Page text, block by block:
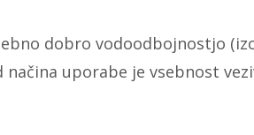
dobro vodoodbojnostjo
uporabe je vsebnost